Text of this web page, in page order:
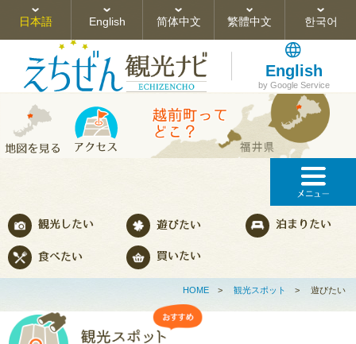
日本語 English 简体中文 繁體中文 한국어
English
by Google Service
HOME> 観光スポット > 遊びたい